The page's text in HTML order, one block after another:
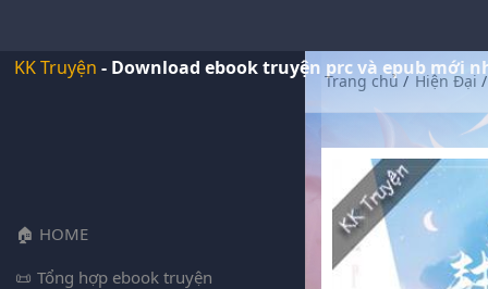
KK Truyện - Download ebook truyện prc và epub mới
HOME
Tổng hợp ebook truyện
Trang chủ/ Hiện Đại/